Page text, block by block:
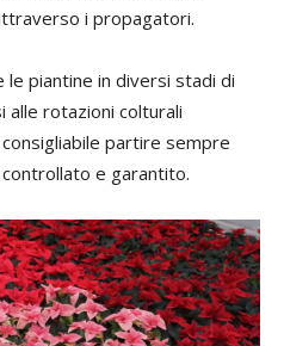
i propagatori.
le piantine in diversi stadi di
rotazioni colturali
partire sempre
e garantito.